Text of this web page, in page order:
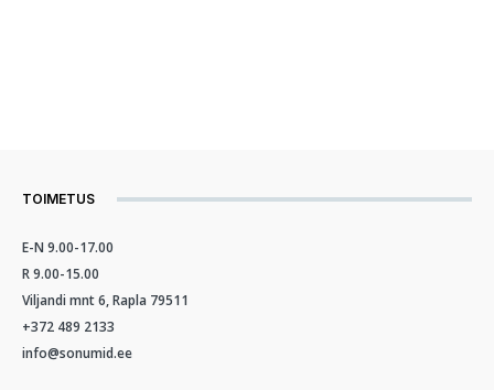
TOIMETUS
E-N 9.00-17.00
R 9.00-15.00
Viljandi mnt 6, Rapla 79511
+372 489 2133
info@sonumid.ee